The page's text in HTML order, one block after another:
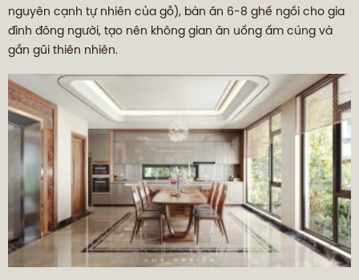
nguyên cạnh tự nhiên của gỗ), bàn ăn 6-8 ghế ngồi cho gia
đình đông người, tạo nên không gian ăn uống ấm cúng và
gần gũi thiên nhiên.